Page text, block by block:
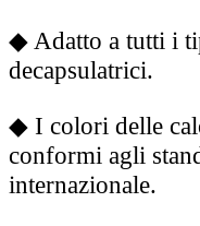
◆ Adatto a tutti i
decapsulatrici.
◆ I colori delle
conformi agli
internazionale.